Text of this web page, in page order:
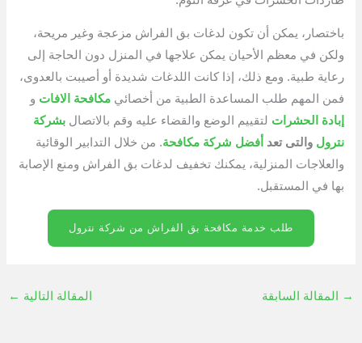
باختصار، يمكن أن تكون لدغات بق الفراش مزعجة وغير مريحة،
ولكن في معظم الأحيان يمكن علاجها في المنزل دون الحاجة إلى
رعاية طبية. ومع ذلك، إذا كانت اللدغات شديدة أو أصيبت بالعدوى،
فمن المهم طلب المساعدة الطبية من أخصائيمكافحة الافات و
إبادة الحشرات لتقييم الوضع والقضاء عليه وقم بالاتصالبشركة
نترول والتى تعد أفضل شركة مكافحة. من خلال التدابير الوقائية
والعلاجات المنزلية، يمكنك تخفيف لدغات بق الفراش ومنع الإصابة
بها في المستقبل.
طلب خدمة مكافحة بق الفراش من شركة نترول
→ المقالة السابقة المقالة التالية ←